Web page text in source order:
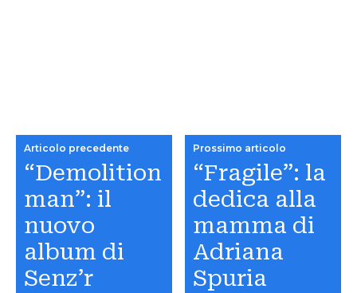
Articolo precedente
“Demolition
man”: il
nuovo
album di
Senz’r
Prossimo articolo
“Fragile”: la
dedica alla
mamma di
Adriana
Spuria